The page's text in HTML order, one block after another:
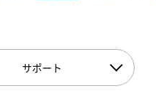
サポート